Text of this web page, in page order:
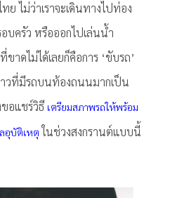
ย ไม่ว่าเราจะเดินทางไปท่อง
บครัว หรือออกไปเล่นน้ำ
าดไม่ได้เลยก็คือการ ‘ขับรถ’
วที่มีรถบนท้องถนนมากเป็น
อแชร์วิธี เตรียมสภาพรถให้พร้อม
อุบัติเหตุ ในช่วงสงกรานต์แบบนี้